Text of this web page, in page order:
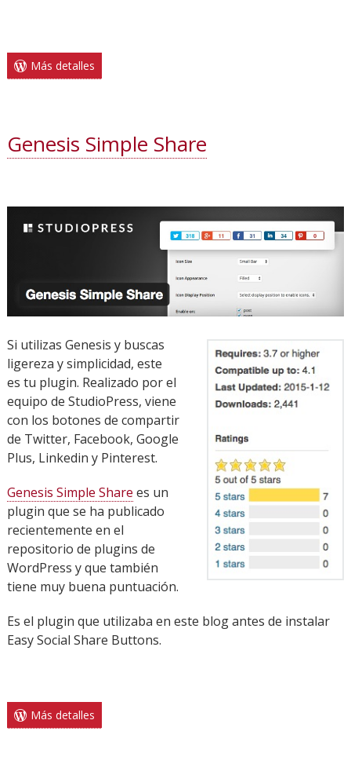
Más detalles
Genesis Simple Share
Si utilizas Genesis y buscas
ligereza y simplicidad, este
es tu plugin. Realizado por el
equipo de StudioPress, viene
con los botones de compartir
de Twitter, Facebook, Google
Plus, Linkedin y Pinterest.
Genesis Simple Share es un
plugin que se ha publicado
recientemente en el
repositorio de plugins de
WordPress y que también
tiene muy buena puntuación.
Es el plugin que utilizaba en este blog antes de instalar
Easy Social Share Buttons.
Más detalles